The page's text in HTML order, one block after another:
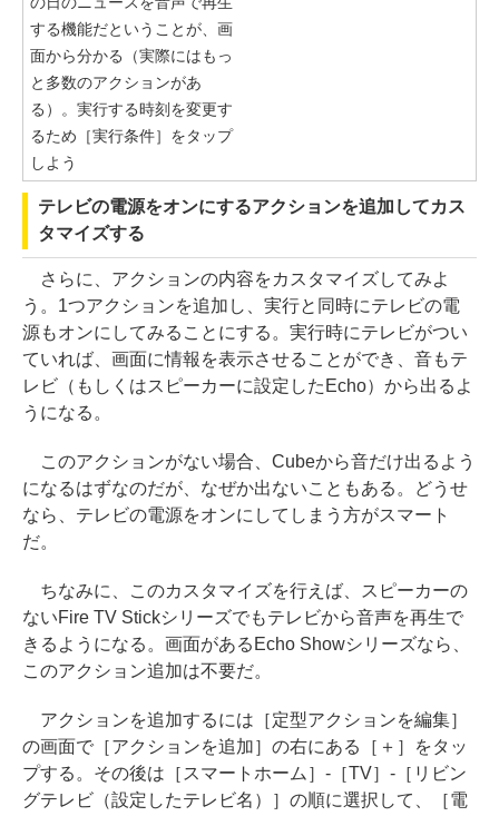
する機能だということが、画
面から分かる（実際にはもっ
と多数のアクションがあ
る）。実行する時刻を変更す
るため［実行条件］をタップ
しよう
テレビの電源をオンにするアクションを追加してカス
タマイズする
さらに、アクションの内容をカスタマイズしてみよ
う。1つアクションを追加し、実行と同時にテレビの電
源もオンにしてみることにする。実行時にテレビがつい
ていれば、画面に情報を表示させることができ、音もテ
レビ（もしくはスピーカーに設定したEcho）から出るよ
うになる。
このアクションがない場合、Cubeから音だけ出るよう
になるはずなのだが、なぜか出ないこともある。どうせ
なら、テレビの電源をオンにしてしまう方がスマート
だ。
ちなみに、このカスタマイズを行えば、スピーカーの
ないFire TV Stickシリーズでもテレビから音声を再生で
きるようになる。画面があるEcho Showシリーズなら、
このアクション追加は不要だ。
アクションを追加するには［定型アクションを編集］
の画面で［アクションを追加］の右にある［＋］をタッ
プする。その後は［スマートホーム］-［TV］-［リビン
グテレビ（設定したテレビ名）］の順に選択して、［電